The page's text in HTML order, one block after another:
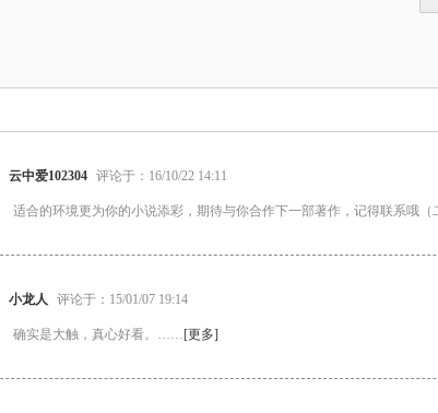
云中爱102304 评论于：16/10/22 14:11
适合的环境更为你的小说添彩，期待与你合作下一部著作，记得联系哦
小龙人 评论于：15/01/07 19:14
确实是大触，真心好看。……[更多]